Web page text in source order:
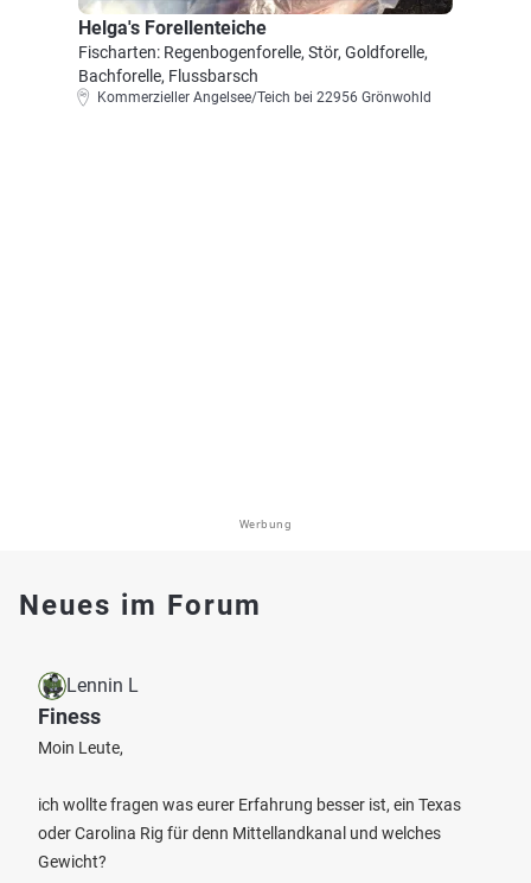
Helga's Forellenteiche
Fischarten: Regenbogenforelle, Stör, Goldforelle,
Bachforelle, Flussbarsch
Kommerzieller Angelsee/Teich bei 22956 Grönwohld
Werbung
Neues im Forum
Lennin L
Finess
Moin Leute,
ich wollte fragen was eurer Erfahrung besser ist, ein Texas
oder Carolina Rig für denn Mittellandkanal und welches
Gewicht?